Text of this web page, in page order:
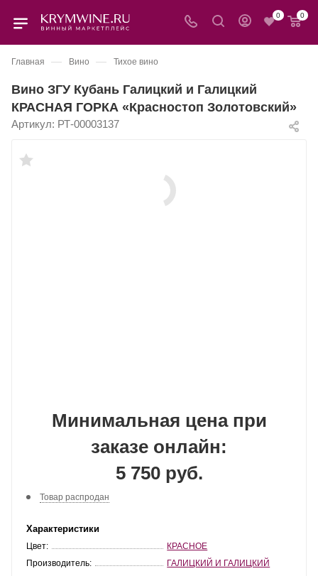
0 0
Главная — Вино — Тихое вино
Вино ЗГУ Кубань Галицкий и Галицкий
КРАСНАЯ ГОРКА «Красностоп Золотовский»
Артикул: РТ-00003137
Минимальная цена при
заказе онлайн:
5 750 руб.
Товар распродан
Характеристики
Цвет:
КРАСНОЕ
Производитель:
ГАЛИЦКИЙ И ГАЛИЦКИЙ